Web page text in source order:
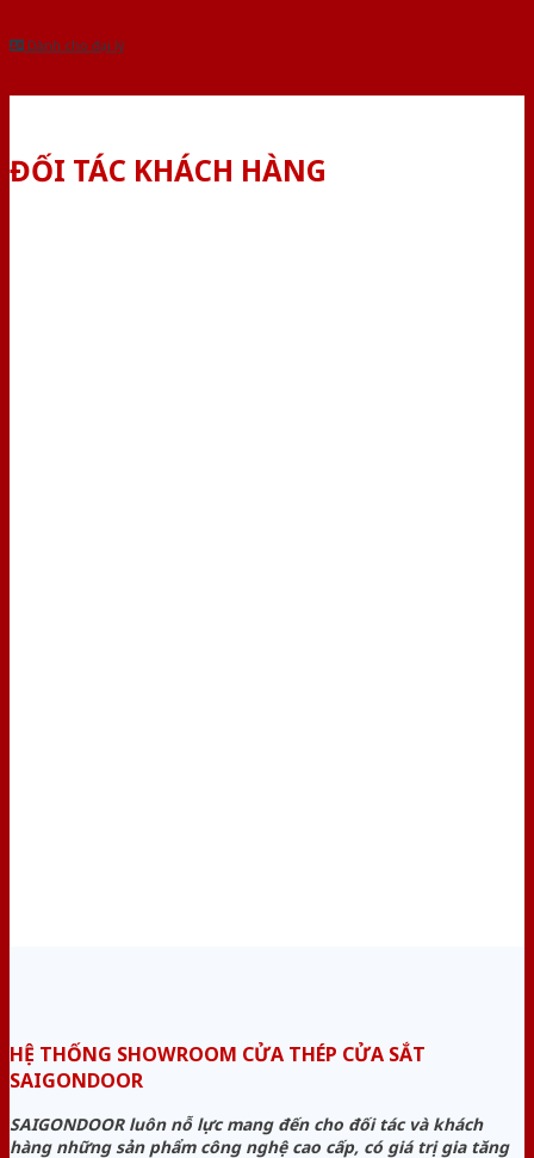
Dành cho đại lý
ĐỐI TÁC KHÁCH HÀNG
HỆ THỐNG SHOWROOM CỬA THÉP CỬA SẮT
SAIGONDOOR
SAIGONDOOR luôn nỗ lực mang đến cho đối tác và khách
hàng những sản phẩm công nghệ cao cấp, có giá trị gia tăng